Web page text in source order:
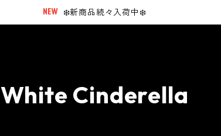
❄️新商品続々入荷中❄️
White Cinderella